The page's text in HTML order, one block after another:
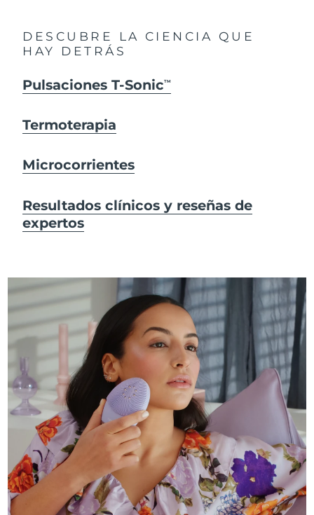
DESCUBRE LA CIENCIA QUE
HAY DETRÁS
Pulsaciones T-SonicTM
Termoterapia
Microcorrientes
Resultados clínicos y reseñas de
expertos